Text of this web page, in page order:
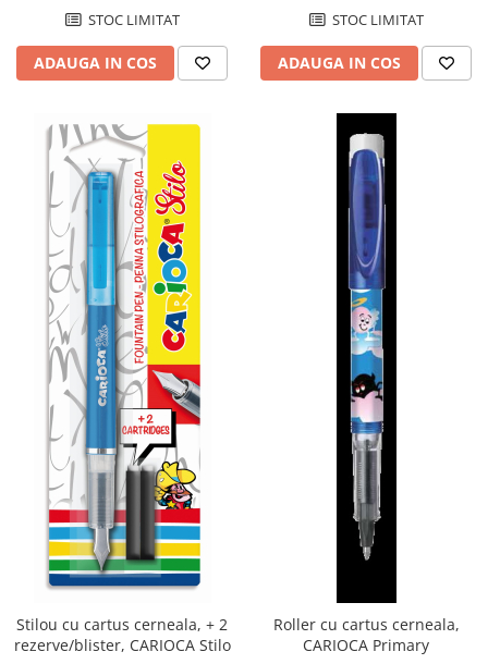
STOC LIMITAT
ADAUGA IN COS
STOC LIMITAT
ADAUGA IN COS
Stilou cu cartus cerneala, + 2
rezerve/blister, CARIOCA Stilo
Roller cu cartus cerneala,
CARIOCA Primary